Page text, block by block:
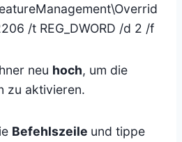
/t REG_DWORD /d 2 /f
neu hoch, um die
zu aktivieren.
Befehlszeile und tippe